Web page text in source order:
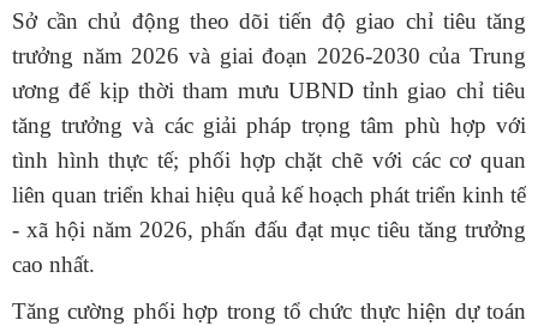
Sở cần chủ động theo dõi tiến độ giao chỉ tiêu tăng
trưởng năm 2026 và giai đoạn 2026-2030 của Trung
ương để kịp thời tham mưu UBND tỉnh giao chỉ tiêu
tăng trưởng và các giải pháp trọng tâm phù hợp với
tình hình thực tế; phối hợp chặt chẽ với các cơ quan
liên quan triển khai hiệu quả kế hoạch phát triển kinh tế
- xã hội năm 2026, phấn đấu đạt mục tiêu tăng trưởng
cao nhất.
Tăng cường phối hợp trong tổ chức thực hiện dự toán